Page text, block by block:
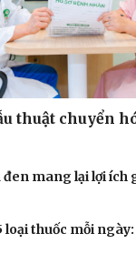
Tình
thuật chuyển
đen mang lại lợi ích
loại thuốc mỗi